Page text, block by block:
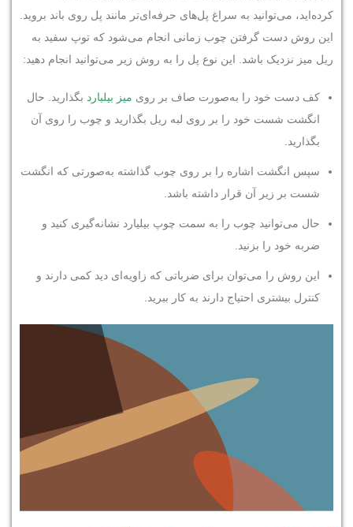
کرده‌اید، می‌توانید به سراغ پل‌های حرفه‌ای‌تر مانند پل روی باند بروید.
این روش دست گرفتن چوب زمانی انجام می‌شود که توپ سفید به
ریل میز نزدیک باشد. این نوع پل را به روش زیر می‌توانید انجام دهید:
کف دست خود را به‌صورت صاف بر روی میز بیلیارد بگذارید. حال
انگشت شست خود را بر روی لبه ریل بگذارید و چوب را روی آن
بگذارید.
سپس انگشت اشاره را بر روی چوب گذاشته به‌صورتی که انگشت
شست بر زیر آن قرار داشته باشد.
حال می‌توانید چوب را به سمت چوپ بیلیارد نشانه‌گیری کنید و
ضربه خود را بزنید.
این روش را می‌توان برای ضرباتی که زاویه‌ای دید کمی دارند و
کنترل بیشتری احتیاج دارند به کار ببرید.